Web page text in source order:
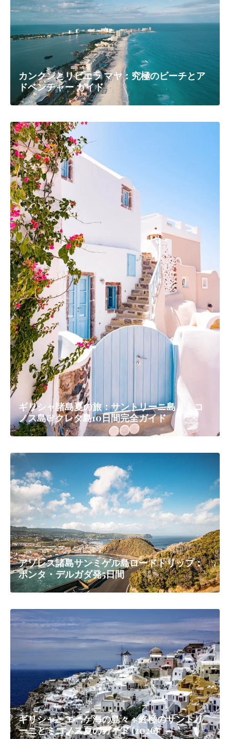
カンクンとリビエラ マヤ：究極のビーチとア
ドベンチャー ガイド
ギリシャ諸島夏の旅：サントリーニ島、ミコ
ノス島&クレタ島10日間完全ガイド
アゾレス諸島サンミゲル島ロードトリップ：
ポンタ・デルガダ発5日間
ギリシャ・エーゲ海の島々：終極のサントリ
ーニとミコノス夏のガイド (2026)